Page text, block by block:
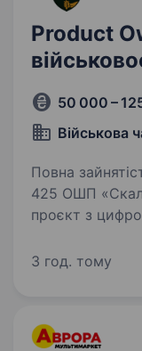
Product
50 000 –
Військова
Повна
425 ОШП
проєкт з
та ефективну
3 год. тому